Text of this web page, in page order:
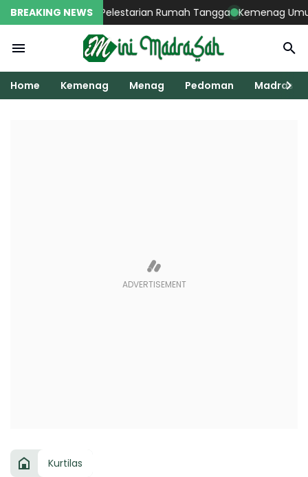
BREAKING NEWS
Bab Khusus Pelestarian Rumah Tangga Kemenag
Home Kemenag Menag Pedoman Madrasah
Kurtilas